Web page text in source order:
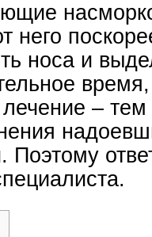
него
носа и
–
Поэтому